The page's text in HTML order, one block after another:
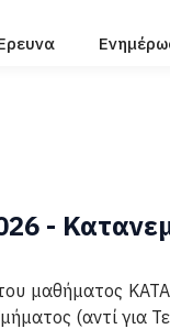
-
μαθήματος
(αντί για